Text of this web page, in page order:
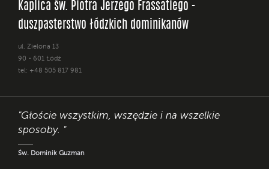
Kaplica św. Piotra Jerzego Frassatiego -
duszpasterstwo łódzkich dominikanów
ul. Zielona 13
90 - 601 Łódź
tel: +48 505 817 981
"Głoście wszystkim, wszędzie i na wszelkie
sposoby. "
Św. Dominik Guzman